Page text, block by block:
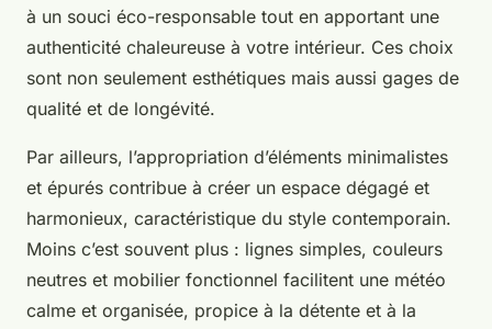
à un souci éco-responsable tout en apportant une
authenticité chaleureuse à votre intérieur. Ces choix
sont non seulement esthétiques mais aussi gages de
qualité et de longévité.
Par ailleurs, l’appropriation d’éléments minimalistes
et épurés contribue à créer un espace dégagé et
harmonieux, caractéristique du style contemporain.
Moins c’est souvent plus : lignes simples, couleurs
neutres et mobilier fonctionnel facilitent une météo
calme et organisée, propice à la détente et à la